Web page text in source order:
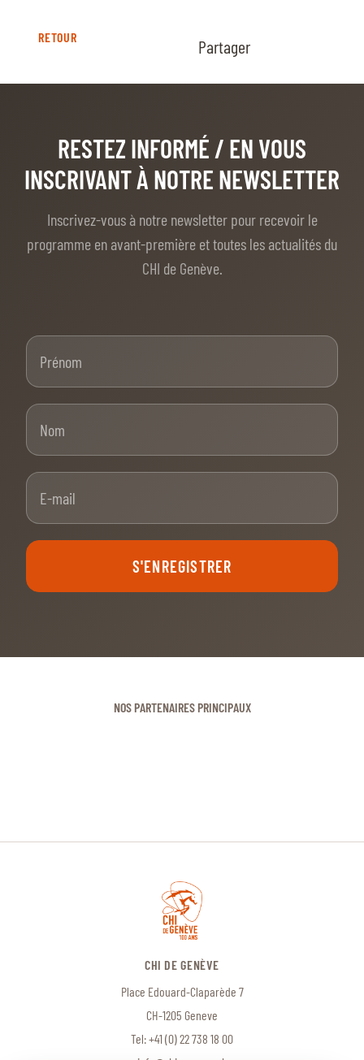
RETOUR Partager
RESTEZ INFORMÉ / EN VOUS
INSCRIVANT À NOTRE NEWSLETTER
Inscrivez-vous à notre newsletter pour recevoir le
programme en avant-première et toutes les actualités du
CHI de Genève.
S'ENREGISTRER
NOS PARTENAIRES PRINCIPAUX
CHI DE GENÈVE
Place Edouard-Claparède 7
CH-1205 Geneve
Tel:+41 (0) 22 738 18 00